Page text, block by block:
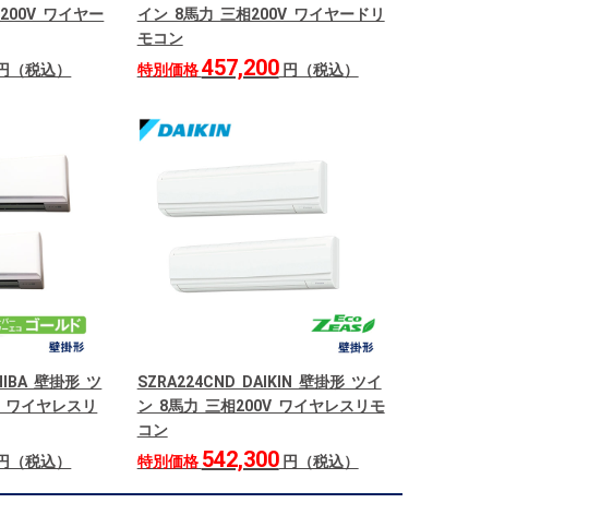
ワイヤー
（税込）
イン 8馬力 三相200V ワイヤードリ
モコン
特別価格457,200円（税込）
壁掛形 ツ
イヤレスリ
（税込）
SZRA224CND DAIKIN 壁掛形 ツイ
ン 8馬力 三相200V ワイヤレスリモ
コン
特別価格 542,300円（税込）